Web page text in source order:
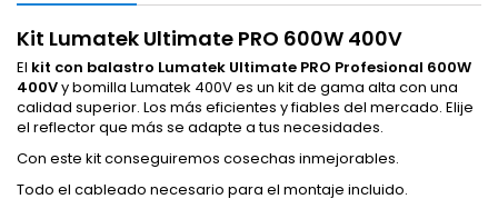
Kit Lumatek Ultimate PRO 600W 400V
El kit con balastro Lumatek Ultimate PRO Profesional 600W
400Vy bomilla Lumatek 400V es un kit de gama alta con una
calidad superior. Los más eficientes y fiables del mercado. Elije
el reflector que más se adapte a tus necesidades.
Con este kit conseguiremos cosechas inmejorables.
Todo el cableado necesario para el montaje incluido.